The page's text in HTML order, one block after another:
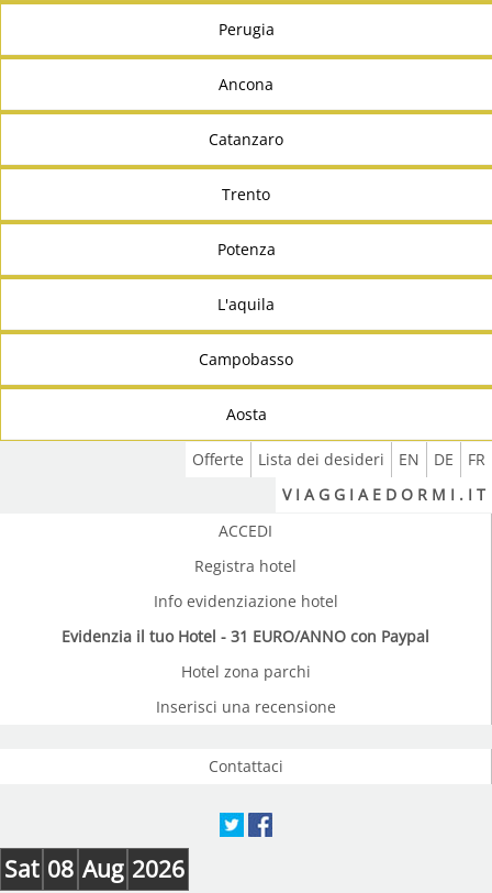
Perugia
Ancona
Catanzaro
Trento
Potenza
L'aquila
Campobasso
Aosta
FR
DE
EN
Lista dei desideri
Offerte
V I A G G I A E D O R M I . I T
ACCEDI
Registra hotel
Info evidenziazione hotel
Evidenzia il tuo Hotel - 31 EURO/ANNO con Paypal
Hotel zona parchi
Inserisci una recensione
Contattaci
Sat 08 Aug 2026